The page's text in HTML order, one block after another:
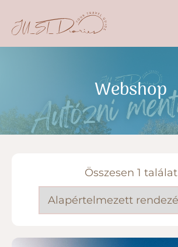
Webshop
Összesen 1 találat